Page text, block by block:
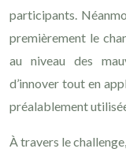
participants.
premièrement le
au niveau des
d’innover tout en
préalablement
À travers le